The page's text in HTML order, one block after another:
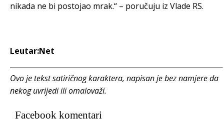
nikada ne bi postojao mrak.“ – poručuju iz Vlade RS.
Leutar:Net
Ovo je tekst satiričnog karaktera, napisan je bez namjere da
nekog uvrijedi ili omalovaži.
Facebook komentari